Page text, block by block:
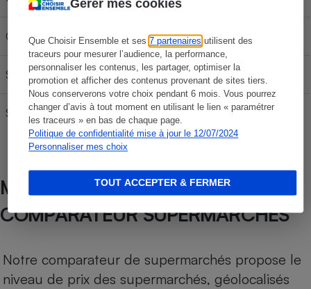
Gérer mes cookies
Que Choisir Ensemble et ses7 partenaires utilisent des
traceurs pour mesurer l’audience, la performance,
personnaliser les contenus, les partager, optimiser la
promotion et afficher des contenus provenant de sites tiers.
Nous conserverons votre choix pendant 6 mois. Vous pourrez
changer d’avis à tout moment en utilisant le lien « paramétrer
les traceurs » en bas de chaque page.
Politique de confidentialité mise à jour le 12/07/2024
Personnaliser mes choix
TOUT ACCEPTER & FERMER
GPLc 29,70 € 49,50 € 69,30 €
SP95 61,17 € 101,95 € 142,73 €
SP 98 60,81 € 101,35 € 141,89 €
MÉTHODOLOGIE DE NOTRE
COMPARATEUR SUPERMARCHÉS
Notre comparateur de supermarchés propose le
niveau de prix des supermarchés, géolocalisés